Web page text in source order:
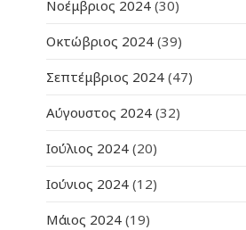
Νοέμβριος 2024 (30)
Οκτώβριος 2024 (39)
Σεπτέμβριος 2024 (47)
Αύγουστος 2024 (32)
Ιούλιος 2024 (20)
Ιούνιος 2024 (12)
Μάιος 2024 (19)